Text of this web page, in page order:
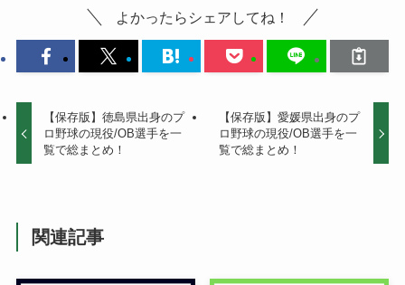
よかったらシェアしてね！
【保存版】徳島県出身のプ
ロ野球の現役/OB選手を一
覧で総まとめ！
【保存版】愛媛県出身のプ
ロ野球の現役/OB選手を一
覧で総まとめ！
関連記事